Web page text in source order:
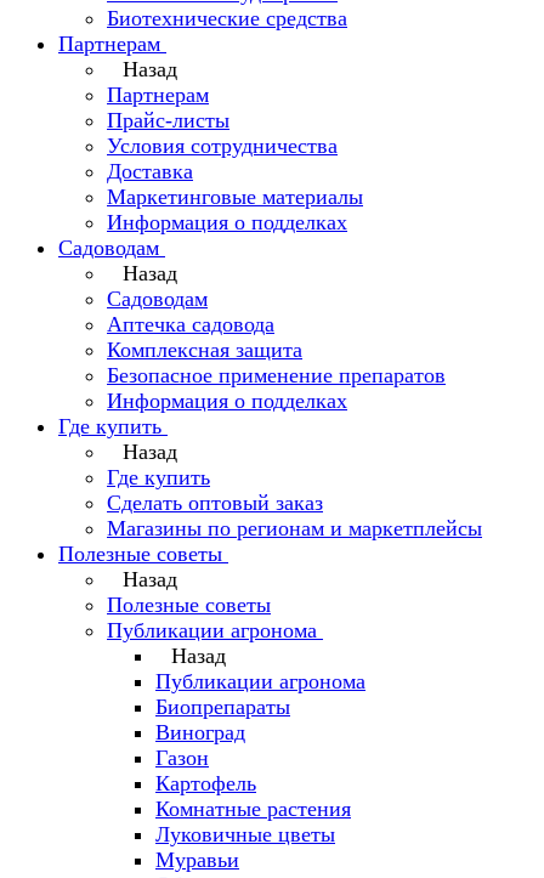
Биотехнические средства
Партнерам
Назад
Партнерам
Прайс-листы
Условия сотрудничества
Доставка
Маркетинговые материалы
Информация о подделках
Садоводам
Назад
Садоводам
Аптечка садовода
Комплексная защита
Безопасное применение препаратов
Информация о подделках
Где купить
Назад
Где купить
Сделать оптовый заказ
Магазины по регионам и маркетплейсы
Полезные советы
Назад
Полезные советы
Публикации агронома
Назад
Публикации агронома
Биопрепараты
Виноград
Газон
Картофель
Комнатные растения
Луковичные цветы
Муравьи